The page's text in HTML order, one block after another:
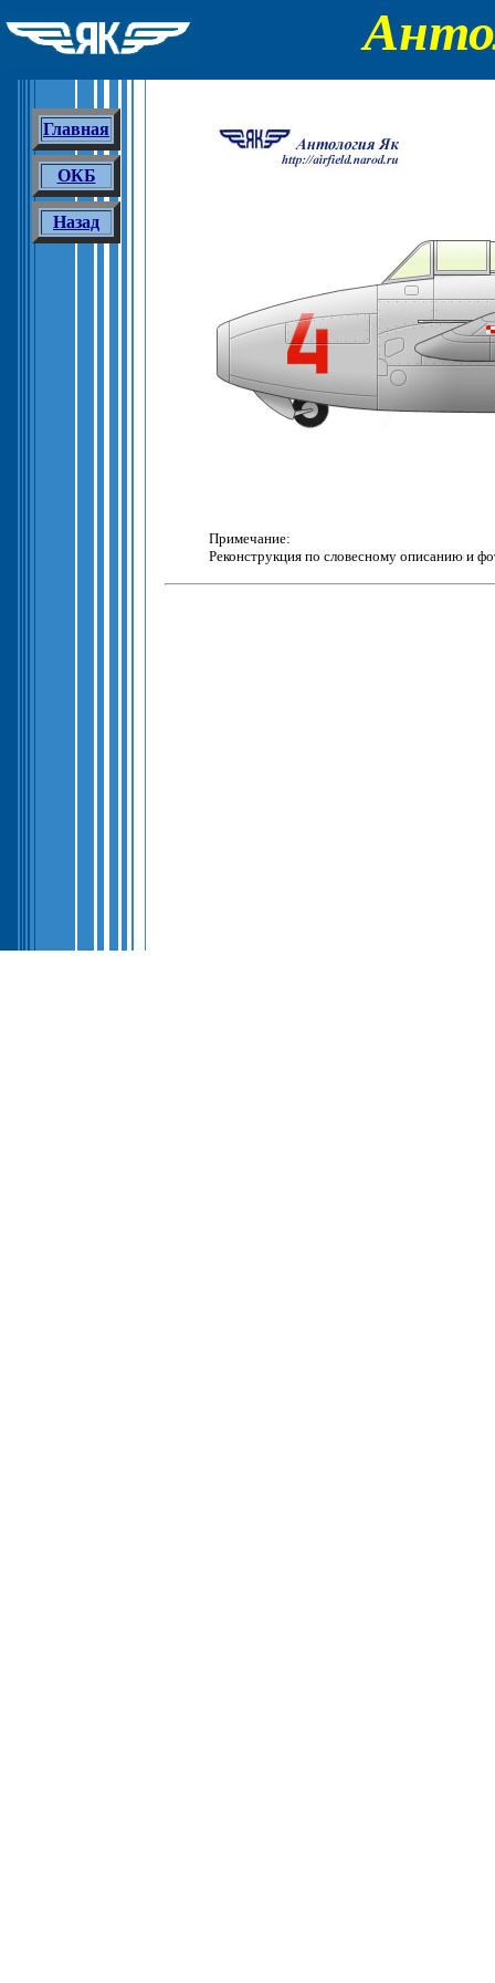
Главная
ОКБ
Назад
Примечание:
Реконструкция по словесному описанию и